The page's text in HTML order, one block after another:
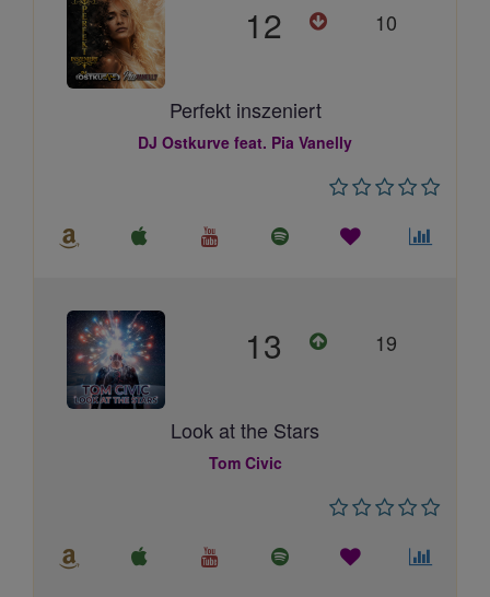
12 10
Perfekt inszeniert
DJ Ostkurve feat. Pia Vanelly
13 19
Look at the Stars
Tom Civic